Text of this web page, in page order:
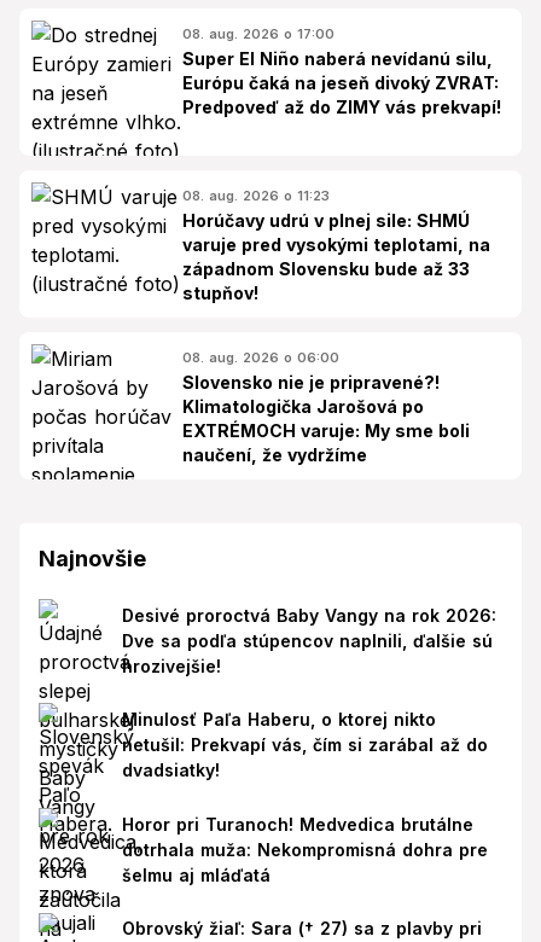
08. aug. 2026 o 17:00
Super El Niño naberá nevídanú silu,
Európu čaká na jeseň divoký ZVRAT:
Predpoveď až do ZIMY vás prekvapí!
08. aug. 2026 o 11:23
Horúčavy udrú v plnej sile: SHMÚ
varuje pred vysokými teplotami, na
západnom Slovensku bude až 33
stupňov!
08. aug. 2026 o 06:00
Slovensko nie je pripravené?!
Klimatologička Jarošová po
EXTRÉMOCH varuje: My sme boli
naučení, že vydržíme
Najnovšie
Desivé proroctvá Baby Vangy na rok 2026:
Dve sa podľa stúpencov naplnili, ďalšie sú
hrozivejšie!
Minulosť Paľa Haberu, o ktorej nikto
netušil: Prekvapí vás, čím si zarábal až do
dvadsiatky!
Horor pri Turanoch! Medvedica brutálne
dotrhala muža: Nekompromisná dohra pre
šelmu aj mláďatá
Obrovský žiaľ: Sara († 27) sa z plavby pri